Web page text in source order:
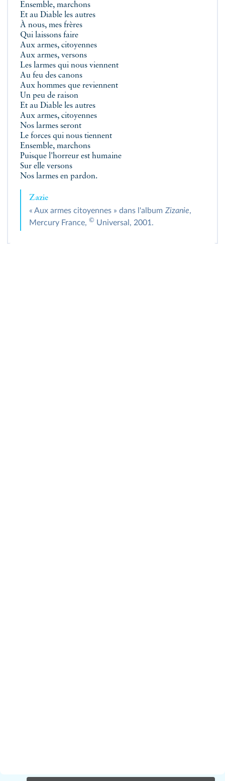
Ensemble, marchons
Et au Diable les autres
À nous, mes frères
Qui laissons faire
Aux armes, citoyennes
Aux armes, versons
Les larmes qui nous viennent
Au feu des canons
Aux hommes que reviennent
Un peu de raison
Et au Diable les autres
Aux armes, citoyennes
Nos larmes seront
Le forces qui nous tiennent
Ensemble, marchons
Puisque l'horreur est humaine
Sur elle versons
Nos larmes en pardon.
Zazie
« Aux armes citoyennes » dans l'album Zizanie,
Mercury France, © Universal, 2001.